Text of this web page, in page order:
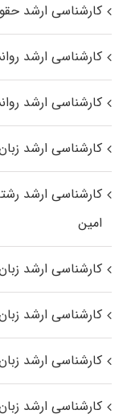
کارشناسی ارشد
کارشناسی ارشد
کارشناسی ارشد
کارشناسی ارشد
کارشناسی ارشد
اﻣﻴﻦ
کارشناسی ارشد
کارشناسی ارشد
کارشناسی ارشد
کارشناسی ارشد